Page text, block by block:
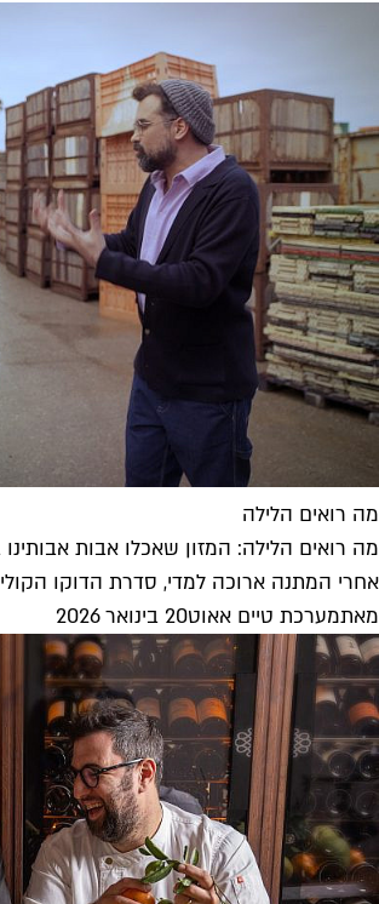
מה רואים הלילה
מה רואים הלילה: המזון שאכלו אבות
אחרי המתנה ארוכה למדי, סדרת הדוקו
מאתמערכת טיים אאוט20 בינואר 2026